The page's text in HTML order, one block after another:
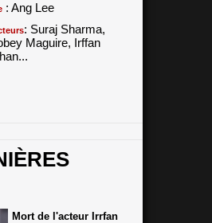
: Ang Lee
: Suraj Sharma,
Maguire, Irffan
Mort de l'acteur Irrfan